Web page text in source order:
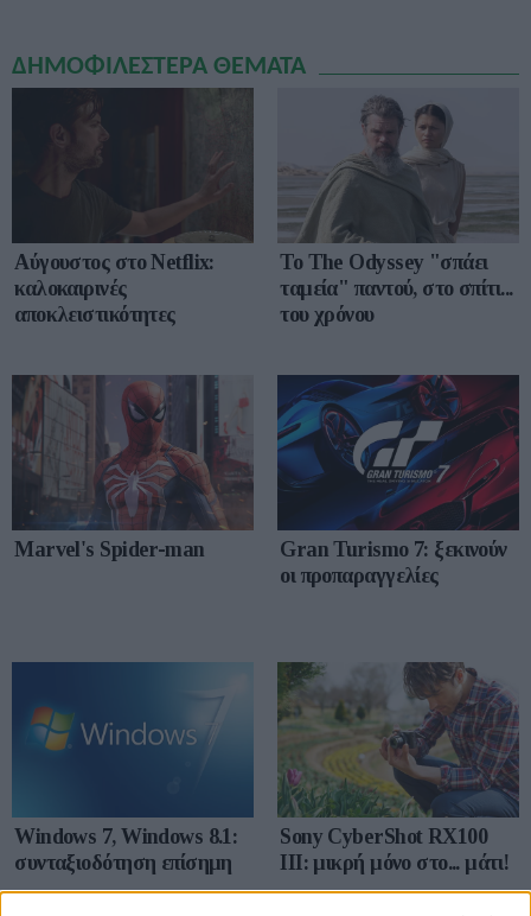
ΔΗΜΟΦΙΛΕΣΤΕΡΑ ΘΕΜΑΤΑ
Αύγουστος στο Netflix:
καλοκαιρινές
αποκλειστικότητες
To The Odyssey "σπάει
ταμεία" παντού, στο σπίτι...
του χρόνου
Marvel's Spider-man
Gran Turismo 7: ξεκινούν
οι προπαραγγελίες
Windows 7, Windows 8.1:
συνταξιοδότηση επίσημη
Sony CyberShot RX100
III: μικρή μόνο στο... μάτι!